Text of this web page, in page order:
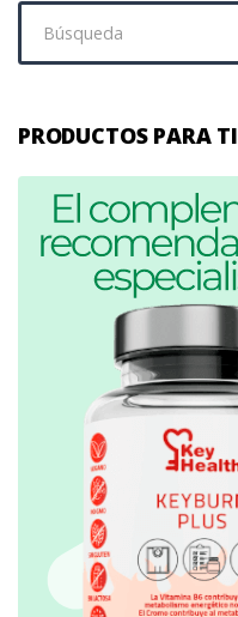
PRODUCTOS PARA TI